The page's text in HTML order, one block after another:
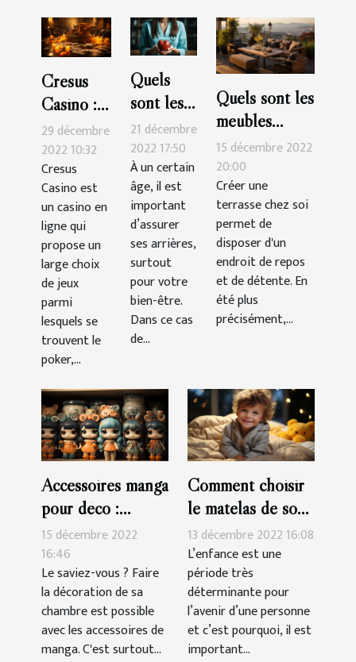
Cresus
Casino :
les
astuces
pour
gagner
facilement
29 décembre
2022 10:32
Cresus
Casino est
un casino en
ligne qui
propose un
large choix
de jeux
parmi
lesquels se
trouvent le
poker,...
Quels
sont les
critères
de choix
d’une
assurance
santé ?
21 décembre
2022 17:50
À un certain
âge, il est
important
d’assurer
ses arrières,
surtout
pour votre
bien-être.
Dans ce cas
de...
Quels sont les
meubles
indispensables
pour une
terrasse?
15 décembre 2022
20:00
Créer une
terrasse chez soi
permet de
disposer d'un
endroit de repos
et de détente. En
été plus
précisément,...
Accessoires manga
pour déco :
parlons-en !
15 décembre 2022
16:46
Le saviez-vous ? Faire
la décoration de sa
chambre est possible
avec les accessoires de
manga. C'est surtout...
Comment choisir
le matelas de son
enfant?
13 décembre 2022 16:08
L’enfance est une
période très
déterminante pour
l’avenir d’une personne
et c’est pourquoi, il est
important...